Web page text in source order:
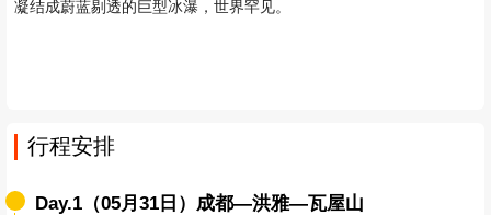
凝结成蔚蓝剔透的巨型冰瀑，世界罕见。
行程安排
Day.1（05月31日）成都—洪雅—瓦屋山